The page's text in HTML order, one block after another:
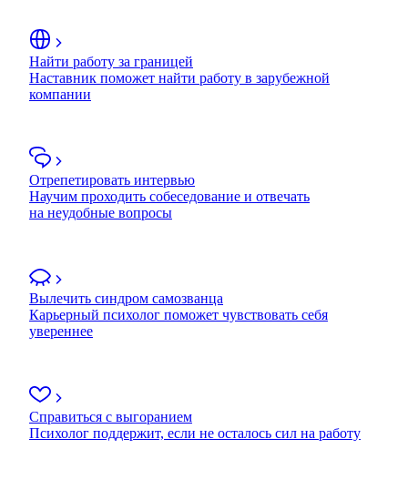
Найти работу за границей
Наставник поможет найти работу в зарубежной
компании
Отрепетировать интервью
Научим проходить собеседование и отвечать
на неудобные вопросы
Вылечить синдром самозванца
Карьерный психолог поможет чувствовать себя
увереннее
Справиться с выгоранием
Психолог поддержит, если не осталось сил на работу